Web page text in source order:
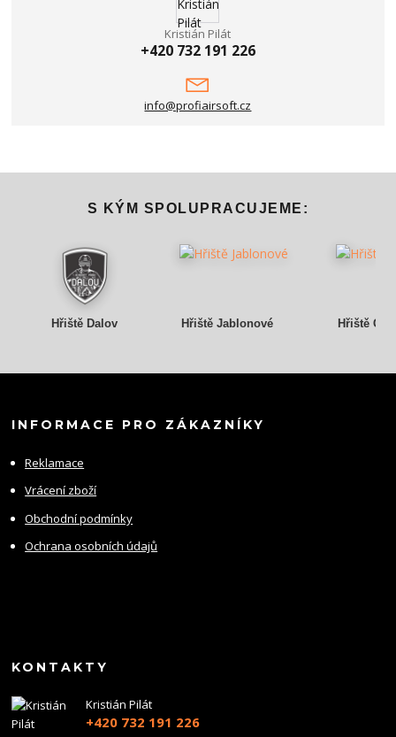
Kristián Pilát
+420 732 191 226
info@profiairsoft.cz
S KÝM SPOLUPRACUJEME:
Hřiště Dalov Hřiště Jablonové Hřiště
INFORMACE PRO ZÁKAZNÍKY
Reklamace
Vrácení zboží
Obchodní podmínky
Ochrana osobních údajů
KONTAKTY
Kristián Pilát
+420 732 191 226